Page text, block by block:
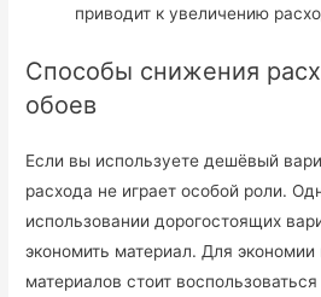
приводит к увеличению
Способы снижения
обоев
Если вы используете дешёвый
расхода не играет особой роли.
использовании дорогостоящих
экономить материал. Для
материалов стоит